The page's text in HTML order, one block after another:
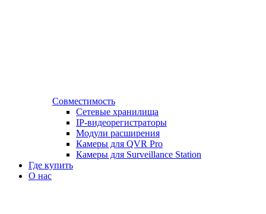
Совместимость
Сетевые хранилища
IP-видеорегистраторы
Модули расширения
Камеры для QVR Pro
Камеры для Surveillance Station
Где купить
О нас